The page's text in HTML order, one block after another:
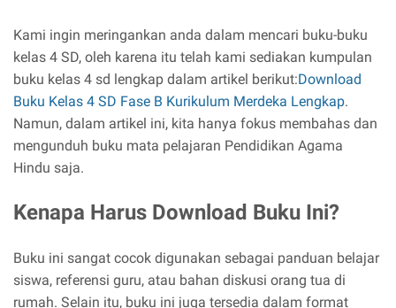
Kami ingin meringankan anda dalam mencari buku-buku
kelas 4 SD, oleh karena itu telah kami sediakan kumpulan
buku kelas 4 sd lengkap dalam artikel berikut:Download
Buku Kelas 4 SD Fase B Kurikulum Merdeka Lengkap.
Namun, dalam artikel ini, kita hanya fokus membahas dan
mengunduh buku mata pelajaran Pendidikan Agama
Hindu saja.
Kenapa Harus Download Buku Ini?
Buku ini sangat cocok digunakan sebagai panduan belajar
siswa, referensi guru, atau bahan diskusi orang tua di
rumah. Selain itu, buku ini juga tersedia dalam format